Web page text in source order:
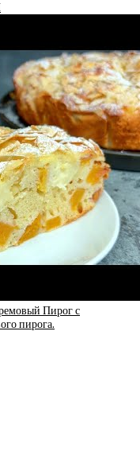
Пирог с
пирога.